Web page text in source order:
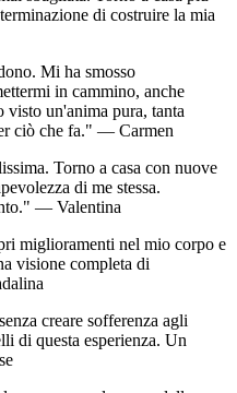
di costruire la mia
Mi ha smosso
in cammino, anche
visto un'anima pura, tanta
ciò che fa." — Carmen
Torno a casa con nuove
di me stessa.
— Valentina
miglioramenti nel mio corpo e
visione completa di
creare sofferenza agli
di questa esperienza. Un